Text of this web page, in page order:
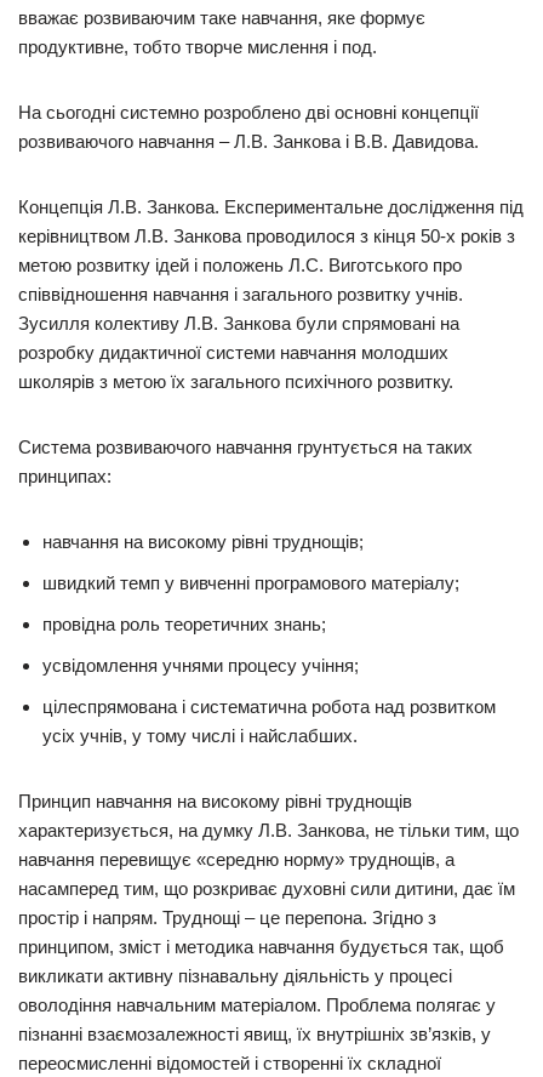
вважає розвиваючим таке навчання, яке формує
продуктивне, тобто творче мислення і под.
На сьогодні системно розроблено дві основні концепції
розвиваючого навчання – Л.В. Занкова і В.В. Давидова.
Концепція Л.В. Занкова. Експериментальне дослідження під
керівництвом Л.В. Занкова проводилося з кінця 50-х років з
метою розвитку ідей і положень Л.С. Виготського про
співвідношення навчання і загального розвитку учнів.
Зусилля колективу Л.В. Занкова були спрямовані на
розробку дидактичної системи навчання молодших
школярів з метою їх загального психічного розвитку.
Система розвиваючого навчання грунтується на таких
принципах:
навчання на високому рівні труднощів;
швидкий темп у вивченні програмового матеріалу;
провідна роль теоретичних знань;
усвідомлення учнями процесу учіння;
цілеспрямована і систематична робота над розвитком
усіх учнів, у тому числі і найслабших.
Принцип навчання на високому рівні труднощів
характеризується, на думку Л.В. Занкова, не тільки тим, що
навчання перевищує «середню норму» труднощів, а
насамперед тим, що розкриває духовні сили дитини, дає їм
простір і напрям. Труднощі – це перепона. Згідно з
принципом, зміст і методика навчання будується так, щоб
викликати активну пізнавальну діяльність у процесі
оволодіння навчальним матеріалом. Проблема полягає у
пізнанні взаємозалежності явищ, їх внутрішніх зв’язків, у
переосмисленні відомостей і створенні їх складної